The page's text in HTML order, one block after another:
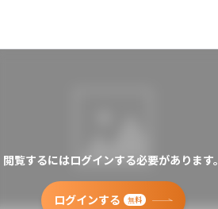
閲覧するにはログインする必要があります。
ログインする 無料